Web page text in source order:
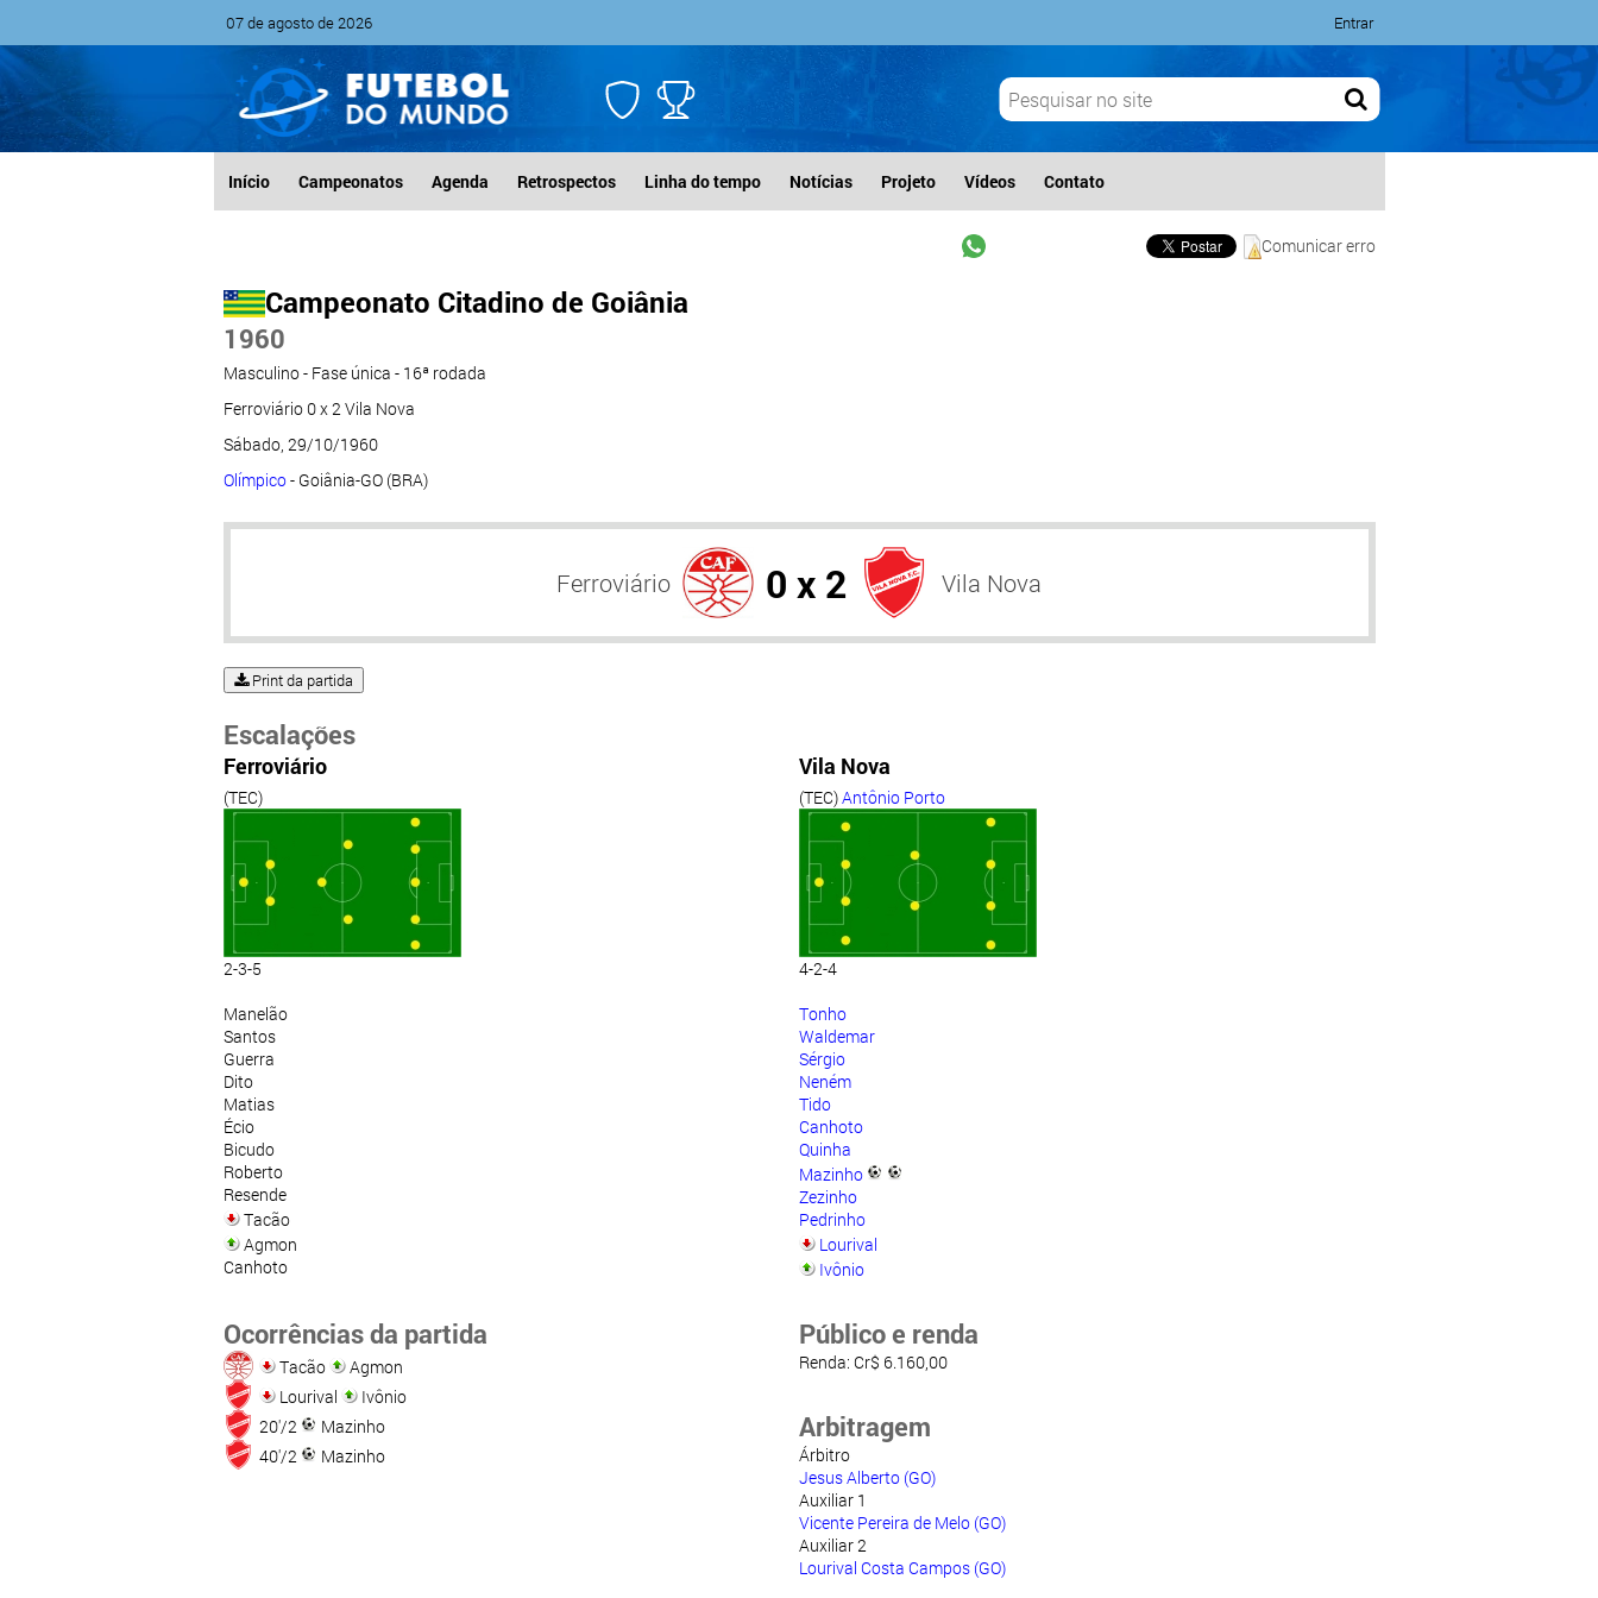
07 de agosto de 2026 Entrar
Início Campeonatos Agenda Retrospectos Linha do tempo Notícias Projeto Vídeos Contato
Comunicar erro
Campeonato Citadino de Goiânia
1960
Masculino - Fase única - 16ª rodada
Ferroviário 0 x 2 Vila Nova
Sábado, 29/10/1960
Olímpico- Goiânia-GO (BRA)
Ferroviário 0 x 2 Vila Nova
Print da partida
Escalações
Ferroviário
(TEC)
2-3-5
Manelão
Santos
Guerra
Dito
Matias
Écio
Bicudo
Roberto
Resende
Tacão
Agmon
Canhoto
Vila Nova
(TEC)Antônio Porto
4-2-4
Tonho
Waldemar
Sérgio
Neném
Tido
Canhoto
Quinha
Mazinho
Zezinho
Pedrinho
Lourival
Ivônio
Ocorrências da partida
Tacão
Agmon
Lourival
Ivônio
20'/2
Mazinho
40'/2
Mazinho
Público e renda
Renda: Cr$ 6.160,00
Arbitragem
Árbitro
Jesus Alberto (GO)
Auxiliar 1
Vicente Pereira de Melo (GO)
Auxiliar 2
Lourival Costa Campos (GO)